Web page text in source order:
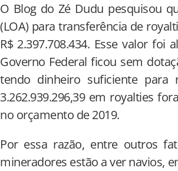
O Blog do Zé Dudu pesquisou
(LOA) para transferência de
R$ 2.397.708.434. Esse valor
Governo Federal ficou sem
tendo dinheiro suficiente
3.262.939.296,39 em royalties
no orçamento de 2019.
Por essa razão, entre outros
mineradores estão a ver navios,